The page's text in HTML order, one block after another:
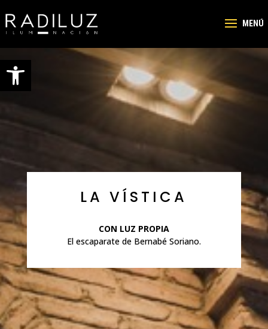
Abrir barra de herramientas
LA VÍSTICA
CON LUZ PROPIA
El escaparate de Bernabé Soriano.